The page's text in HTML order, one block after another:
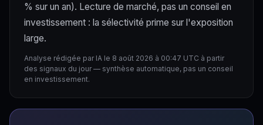
% sur un an). Lecture de marché, pas un conseil en
investissement : la sélectivité prime sur l'exposition
large.
Analyse rédigée par IA le 8 août 2026 à 00:47 UTC à partir
des signaux du jour — synthèse automatique, pas un conseil
en investissement.